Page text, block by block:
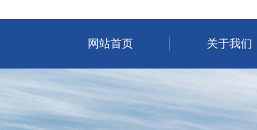
网站首页 关于我们